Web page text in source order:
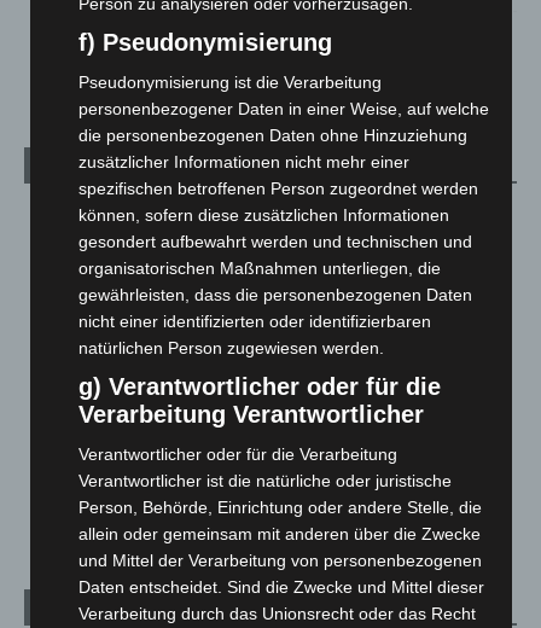
Celle: Mensch stirbt bei Bagger-Unfall auf Baustelle
Kategorien
Blaulicht
Corona-News
Hannover und Region
5.039
Langenhagen und Ortsteile
Menschen
Veranstaltungen
1.271
Archiv
f) Pseudonymisierung
Pseudonymisierung ist die Verarbeitung
personenbezogener Daten in einer Weise, auf welche
die personenbezogenen Daten ohne Hinzuziehung
zusätzlicher Informationen nicht mehr einer
spezifischen betroffenen Person zugeordnet werden
können, sofern diese zusätzlichen Informationen
gesondert aufbewahrt werden und technischen und
organisatorischen Maßnahmen unterliegen, die
gewährleisten, dass die personenbezogenen Daten
nicht einer identifizierten oder identifizierbaren
natürlichen Person zugewiesen werden.
g) Verantwortlicher oder für die
Verarbeitung Verantwortlicher
Verantwortlicher oder für die Verarbeitung
Verantwortlicher ist die natürliche oder juristische
Person, Behörde, Einrichtung oder andere Stelle, die
allein oder gemeinsam mit anderen über die Zwecke
und Mittel der Verarbeitung von personenbezogenen
Daten entscheidet. Sind die Zwecke und Mittel dieser
Verarbeitung durch das Unionsrecht oder das Recht